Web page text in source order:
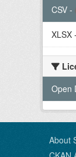
CSV -
XLSX -
Open
About